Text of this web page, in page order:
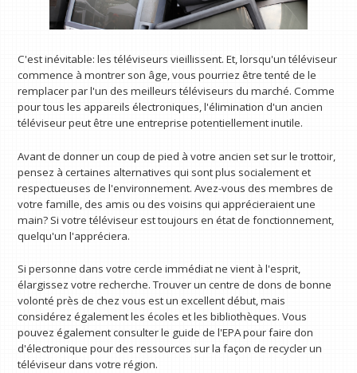
C'est inévitable: les téléviseurs vieillissent. Et, lorsqu'un téléviseur
commence à montrer son âge, vous pourriez être tenté de le
remplacer par l'un des meilleurs téléviseurs du marché. Comme
pour tous les appareils électroniques, l'élimination d'un ancien
téléviseur peut être une entreprise potentiellement inutile.
Avant de donner un coup de pied à votre ancien set sur le trottoir,
pensez à certaines alternatives qui sont plus socialement et
respectueuses de l'environnement. Avez-vous des membres de
votre famille, des amis ou des voisins qui apprécieraient une
main? Si votre téléviseur est toujours en état de fonctionnement,
quelqu'un l'appréciera.
Si personne dans votre cercle immédiat ne vient à l'esprit,
élargissez votre recherche. Trouver un centre de dons de bonne
volonté près de chez vous est un excellent début, mais
considérez également les écoles et les bibliothèques. Vous
pouvez également consulter le guide de l'EPA pour faire don
d'électronique pour des ressources sur la façon de recycler un
téléviseur dans votre région.